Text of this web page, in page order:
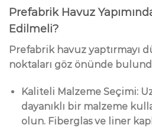
Prefabrik Havuz
Edilmeli?
Prefabrik havuz yaptırmayı
noktaları göz önünde
Kaliteli Malzeme Seçimi:
dayanıklı bir malzeme
olun. Fiberglas ve liner